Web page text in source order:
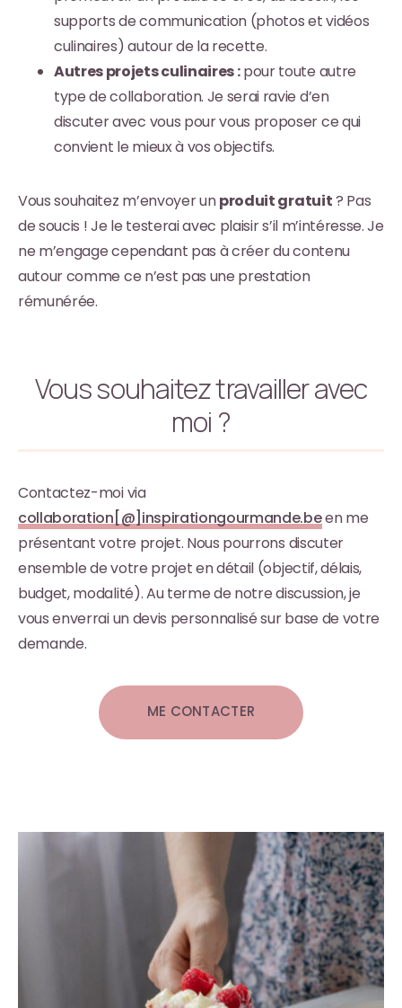
supports de communication (photos et vidéos
culinaires) autour de la recette.
Autres projets culinaires :pour toute autre
type de collaboration. Je serai ravie d’en
discuter avec vous pour vous proposer ce qui
convient le mieux à vos objectifs.
Vous souhaitez m’envoyer unproduit gratuit? Pas
de soucis ! Je le testerai avec plaisir s’il m’intéresse. Je
ne m’engage cependant pas à créer du contenu
autour comme ce n’est pas une prestation
rémunérée.
Vous souhaitez travailler avec
moi ?
Contactez-moi via
collaboration[@]inspirationgourmande.been me
présentant votre projet. Nous pourrons discuter
ensemble de votre projet en détail (objectif, délais,
budget, modalité). Au terme de notre discussion, je
vous enverrai un devis personnalisé sur base de votre
demande.
ME CONTACTER